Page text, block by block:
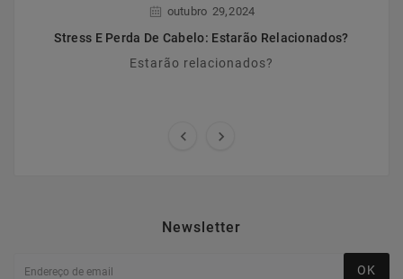
outubro 29, 2024
Stress E Perda De Cabelo: Estarão Relacionados?
Estarão relacionados?
 
Newsletter
OK